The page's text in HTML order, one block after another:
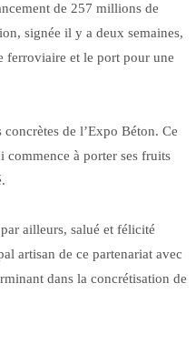
de 257 millions de
signée il y a deux semaines,
ferroviaire et le port pour une
concrètes de l’Expo Béton. Ce
commence à porter ses fruits
ailleurs, salué et félicité
artisan de ce partenariat avec
dans la concrétisation de